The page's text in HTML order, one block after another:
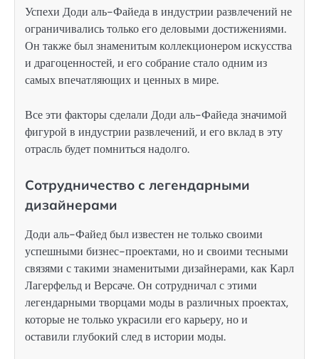
Успехи Доди аль-Файеда в индустрии развлечений не
ограничивались только его деловыми достижениями.
Он также был знаменитым коллекционером искусства
и драгоценностей, и его собрание стало одним из
самых впечатляющих и ценных в мире.
Все эти факторы сделали Доди аль-Файеда значимой
фигурой в индустрии развлечений, и его вклад в эту
отрасль будет помниться надолго.
Сотрудничество с легендарными
дизайнерами
Доди аль-Файед был известен не только своими
успешными бизнес-проектами, но и своими тесными
связями с такими знаменитыми дизайнерами, как Карл
Лагерфельд и Версаче. Он сотрудничал с этими
легендарными творцами моды в различных проектах,
которые не только украсили его карьеру, но и
оставили глубокий след в истории моды.